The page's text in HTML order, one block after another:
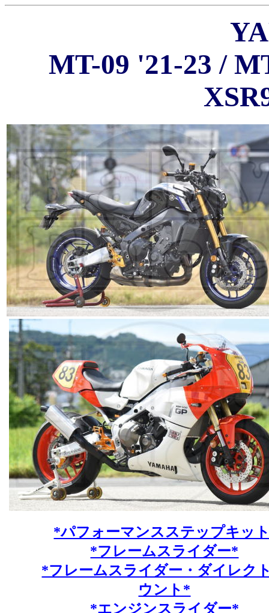
MT-09 '21-23 /
*パフォーマンスステップキッ
*フレームスライダー*
*フレームスライダー・ダイレク
ウント*
*エンジンスライダー*